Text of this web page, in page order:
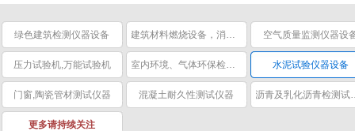
绿色建筑检测仪器设备 建筑材料燃烧设备，消防安全设备 空气质量监测仪器设
压力试验机,万能试验机 室内环境、气体环保检测仪器 水泥试验仪器设备
门窗,陶瓷管材测试仪器 混凝土耐久性测试仪器 沥青及
更多请持续关注